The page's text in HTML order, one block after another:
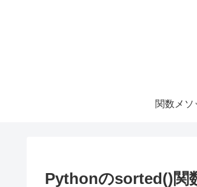
関数メソ
Pythonのsorted()関